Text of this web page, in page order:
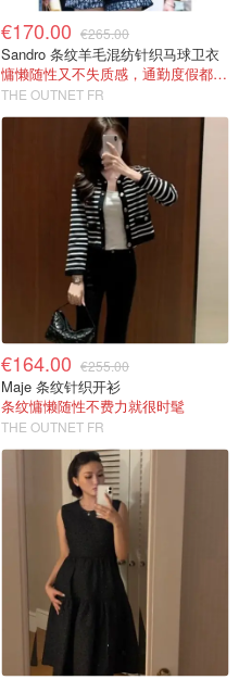
€170.00 €265.00
Sandro 条纹羊毛混纺针织马球卫衣
慵懒随性又不失质感，通勤度假都能穿
THE OUTNET FR
€164.00 €255.00
Maje 条纹针织开衫
条纹慵懒随性不费力就很时髦
THE OUTNET FR